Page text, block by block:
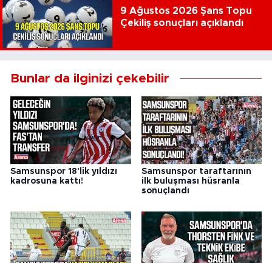
9 Ağustos 2026 Şans Topu
Çekiliş sonuçları açıklandı
Bunlar da ilginizi çekebilir
Samsunspor 18'lik yıldızı
kadrosuna kattı!
Samsunspor taraftarının
ilk buluşması hüsranla
sonuçlandı